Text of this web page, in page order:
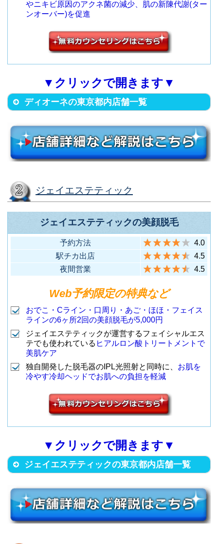
新宿東口アネッ
5F
（JR各線 新宿駅(東口)から徒歩3
分）
15 新宿東口店
新宿区新宿3丁目25-10 當山ビル
3F
（JR各線 新宿駅(東口)から徒歩3
分）
16 新宿西口店
2F
（JR各線 新宿駅(西口)から徒歩5
分）
17 新宿南口店
新宿区西新宿1丁目1-7 MSビル9
F
（JR各線 新宿駅(南口)から徒歩3
分）
新宿三丁目店
新宿区新宿3丁目5-3 高山ランド
会館7F
（地下鉄各線 新宿三丁目駅(B2出
口)から徒歩3分）
19 渋谷cocoti店
渋谷区渋谷1丁目23-16 ココチ渋
谷4F
出口)からすぐ）
20
店
渋谷区渋谷1丁目12-7 CR-VITE
（東急・地下鉄各線 渋谷駅(11番
出口)から徒歩2分）
渋谷東口店
渋谷駅前店
（東急・地下鉄各線 渋谷駅ハチ
公口から徒歩2分）
11 自由が丘店
目黒区自由が丘2-11-11 水谷ビ
ル4F
（東急・大井町線 自由が丘駅正
12 三軒茶屋店
F
（東急各線 三軒茶屋駅北口から
徒歩2分）
13 二子玉川店
ル2F
（東急各線 二子玉川駅から徒歩5
分）
6F
分）
15 高田馬場店
5F
（地下鉄高田馬場駅1番出口から
徒歩1分）
豊島区東池袋3-4-1 第二朝日ビ
ル6F
有楽町駅前店
ビル南館B1F
（JR有楽町駅日比谷口から徒歩3
分）
中央区銀座3-2-10 並木ビル5F
（地下鉄銀座駅C8出口から徒歩2
分）
6 上野店
台東区上野6-16-17 朝日生命上野
（JR上野駅広小路口から徒歩2
分）
7
LOTTE CITY錦
墨田区錦糸4-6-1LOTTE CITY6F
（JR錦糸町駅北口から徒歩3分）
8 北千住店
F
（JR各線 北千住駅西口から徒歩
2分）
西葛西ビル2F
分）
10 大泉学園店
F
（西武鉄道池袋線 大泉学園駅北
口から徒歩2分）
品川区西五反田2-7-8 誠實（せい
じつ）ビル7F
やニキビ原因のアクネ菌の減少、肌の新陳代謝(ター
ンオーバー)を促進
▼クリックで開きます▼
ディオーネの東京都内店舗一覧
店舗名
新宿本店 Premi
um
新宿区新宿3-32-5 日原ビル5F
（JR各線 新宿駅中央東口から徒
歩2分）
新宿区北新宿3-1-3 クラウンビル
（JR大久保駅から徒歩4分）
新宿店
新宿区西新宿1-19-10 三丸ビル5F
（JR各線 新宿駅から徒歩4分）
上野不忍通り店
台東区上野2-13-2 パークサイド
（JR各線 御徒町駅から徒歩3
分）
世田谷区奥沢5-27-11 自由が丘
アオキビル4F
（東急東横線・大井町線 自由が
丘駅から徒歩3分）
渋谷区円山町5-18 道玄坂スクエ
ジェイエステティック
ジェイエステティックの美顔脱毛
予約方法
4.0
駅チカ出店
4.5
夜間営業
4.5
Web予約限定の特典など
おでこ・Cライン・口周り・あご・ほほ・フェイス
ラインの6ヶ所2回の美顔脱毛が5,000円
ジェイエステティックが運営するフェイシャルエス
テでも使われている ヒアルロン酸トリートメントで
美肌ケア
独自開発した脱毛器のIPL光照射と同時に、 お肌を
冷やす冷却ヘッドでお肌への負担を軽減
▼クリックで開きます▼
ジェイエステティックの東京都内店舗一覧